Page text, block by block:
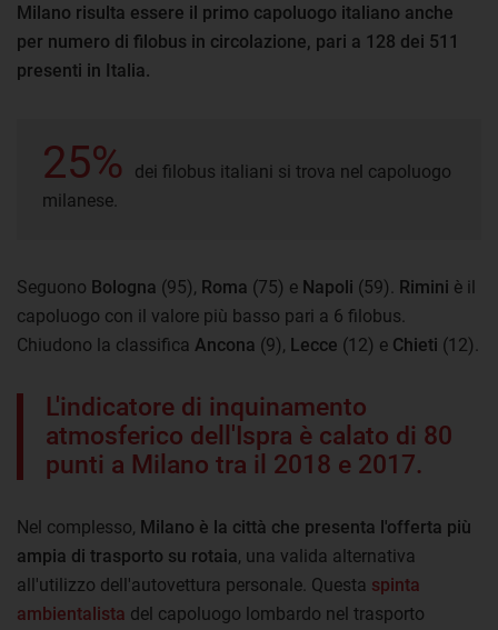
Milano risulta essere il primo capoluogo italiano anche
per numero di filobus in circolazione, pari a 128 dei 511
presenti in Italia.
25%
dei filobus italiani si trova nel capoluogo
milanese.
Seguono Bologna (95), Roma (75) e Napoli (59). Rimini è il
capoluogo con il valore più basso pari a 6 filobus.
Chiudono la classifica Ancona (9), Lecce (12) e Chieti (12).
L'indicatore di inquinamento
atmosferico dell'Ispra è calato di 80
punti a Milano tra il 2018 e 2017.
Nel complesso, Milano è la città che presenta l'offerta più
ampia di trasporto su rotaia, una valida alternativa
all'utilizzo dell'autovettura personale. Questa spinta
ambientalista del capoluogo lombardo nel trasporto